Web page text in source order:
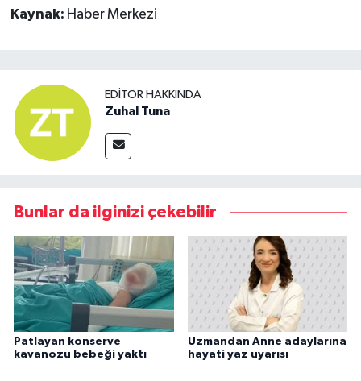
Kaynak: Haber Merkezi
EDITÖR HAKKINDA
Zuhal Tuna
Bunlar da ilginizi çekebilir
Patlayan konserve
kavanozu bebeği yaktı
Uzmandan Anne adaylarına
hayati yaz uyarısı